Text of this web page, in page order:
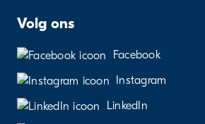
Volg ons
Facebook
Instagram
LinkedIn